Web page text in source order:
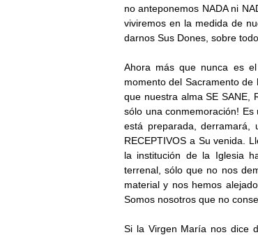
no anteponemos NADA ni
viviremos en la medida de
darnos Sus Dones, sobre
Ahora más que nunca es el
momento del Sacramento
que nuestra alma SE SANE,
sólo una conmemoración!
está preparada, derramará,
RECEPTIVOS a Su venida.
la institución de la Iglesia
terrenal, sólo que no nos
material y nos hemos
Somos nosotros que no
Si la Virgen María nos dice